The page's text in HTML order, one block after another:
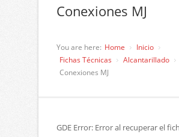
Conexiones MJ
You are here: Home
Inicio
Fichas Técnicas
Alcantarillado
Conexiones MJ
GDE Error: Error al recuperar el